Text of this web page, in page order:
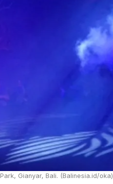
Gianyar, Bali. (Balinesia.id/oka)